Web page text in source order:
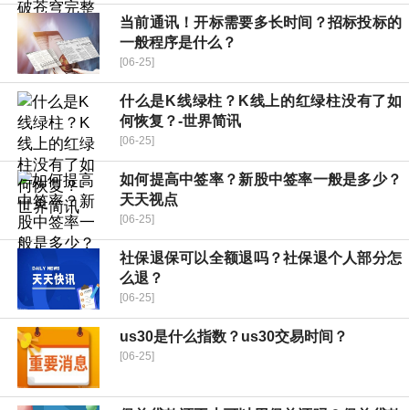
当前通讯！开标需要多长时间？招标投标的
一般程序是什么？
[06-25]
什么是K线绿柱？K线上的红绿柱没有了如
何恢复？-世界简讯
[06-25]
如何提高中签率？新股中签率一般是多少？
天天视点
[06-25]
社保退保可以全额退吗？社保退个人部分怎
么退？
[06-25]
us30是什么指数？us30交易时间？
[06-25]